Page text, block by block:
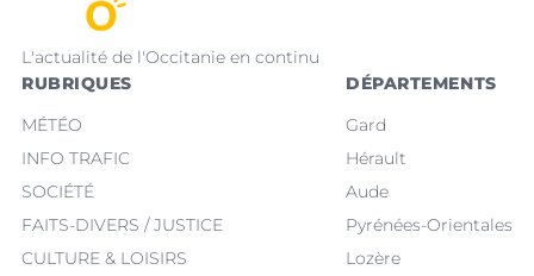
L'actualité de l'Occitanie en continu
RUBRIQUES
MÉTÉO
INFO TRAFIC
SOCIÉTÉ
FAITS-DIVERS / JUSTICE
CULTURE & LOISIRS
DÉPARTEMENTS
Gard
Hérault
Aude
Pyrénées-Orientales
Lozère